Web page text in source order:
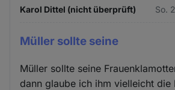
Karol Dittel (nicht überprüft) So.
Müller sollte seine
Müller sollte seine
dann glaube ich ihm vielleicht die